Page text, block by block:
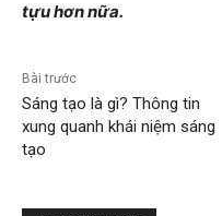
tựu hơn nữa.
Bài trước
Sáng tạo là gì? Thông tin
xung quanh khái niệm sáng
tạo